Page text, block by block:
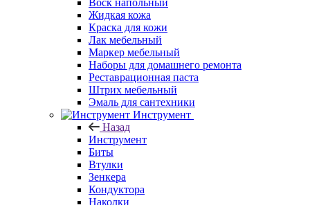
Воск напольный
Жидкая кожа
Краска для кожи
Лак мебельный
Маркер мебельный
Наборы для домашнего ремонта
Реставрационная паста
Штрих мебельный
Эмаль для сантехники
Инструмент
Назад
Инструмент
Биты
Втулки
Зенкера
Кондуктора
Наколки